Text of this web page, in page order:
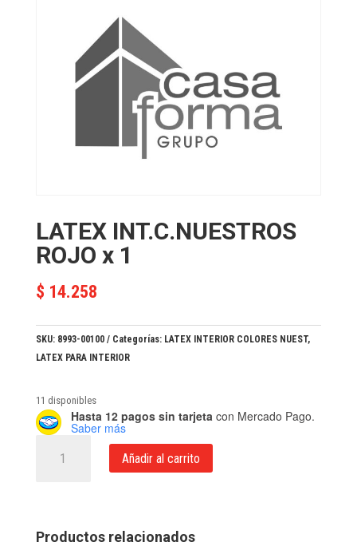
LATEX INT.C.NUESTROS
ROJO x 1
$ 14.258
SKU: 8993-00100 Categorías: LATEX INTERIOR COLORES NUEST,
LATEX PARA INTERIOR
11 disponibles
Hasta 12 pagos sin tarjeta con Mercado Pago.
Saber más
INT.C.NUESTROS
cantidad
Añadir al carrito
Productos relacionados